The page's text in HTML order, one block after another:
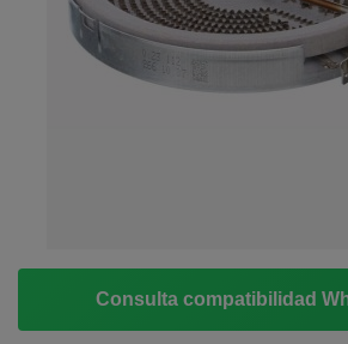
Consulta compatibilidad